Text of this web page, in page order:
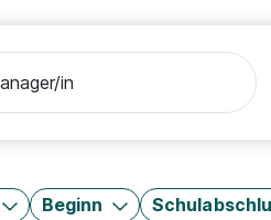
Beginn